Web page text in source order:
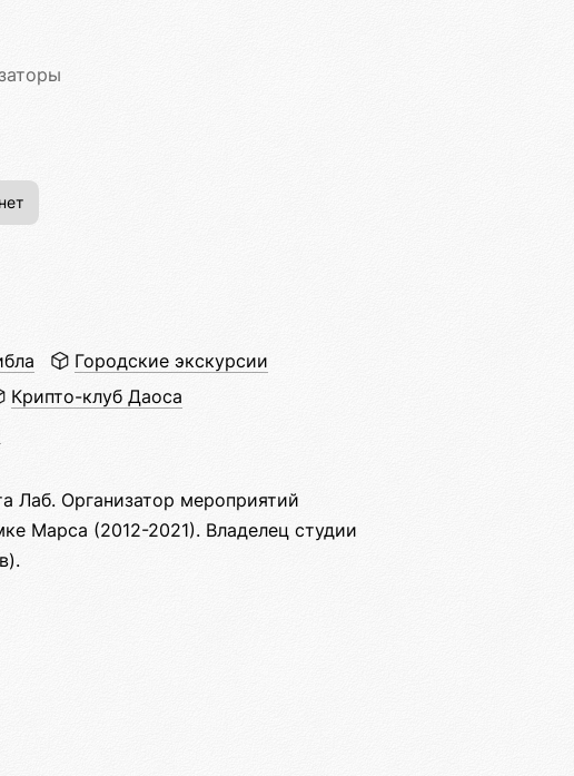
Городские экскурсии
Крипто-клуб Даоса
Лаб. Организатор мероприятий
Марса (2012-2021). Владелец студии